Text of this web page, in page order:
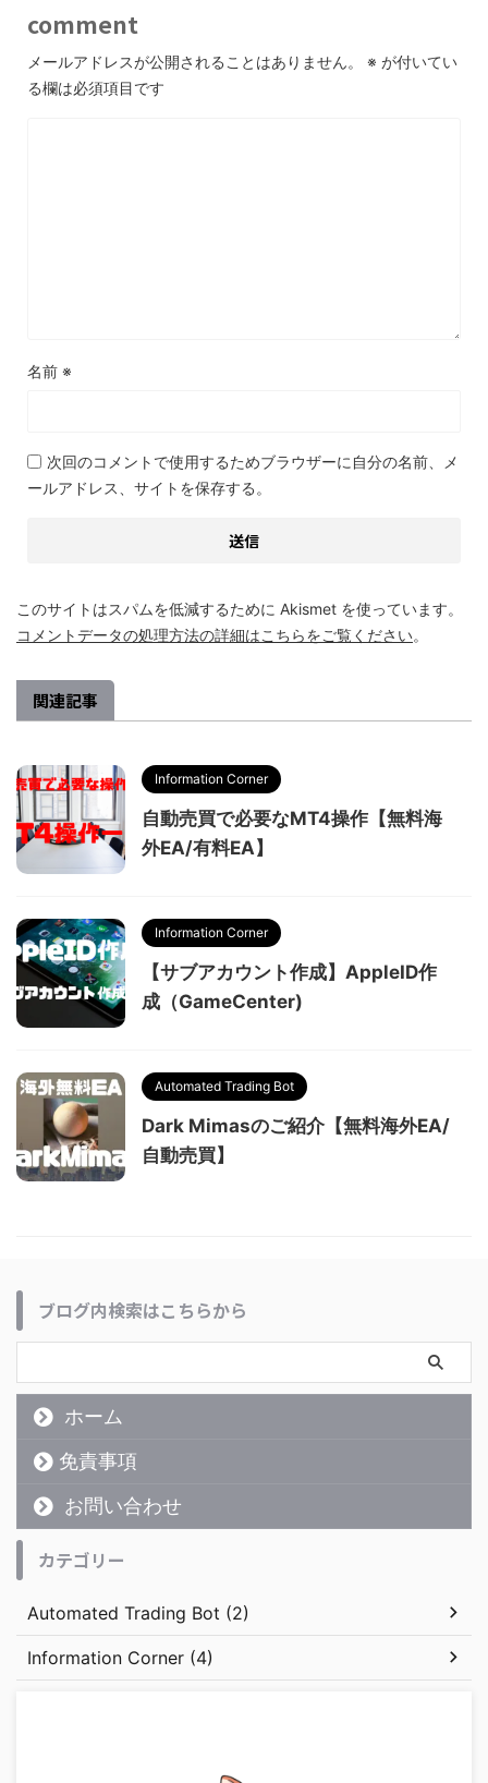
comment
メールアドレスが公開されることはありません。 ※ が付いてい
る欄は必須項目です
名前 ※
次回のコメントで使用するためブラウザーに自分の名前、メ
ールアドレス、サイトを保存する。
このサイトはスパムを低減するために Akismet を使っています。
コメントデータの処理方法の詳細はこちらをご覧ください。
関連記事
Information Corner
自動売買で必要なMT4操作【無料海
外EA/有料EA】
Information Corner
【サブアカウント作成】AppleID作
成（GameCenter)
Automated Trading Bot
Dark Mimasのご紹介【無料海外EA/
自動売買】
ブログ内検索はこちらから
ホーム
免責事項
お問い合わせ
カテゴリー
Automated Trading Bot (2)
Information Corner (4)